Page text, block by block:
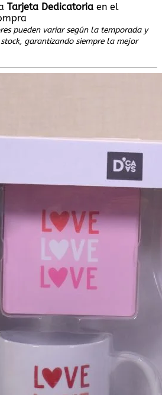
Tarjeta Dedicatoria en el
pueden variar según la temporada y
garantizando siempre la mejor